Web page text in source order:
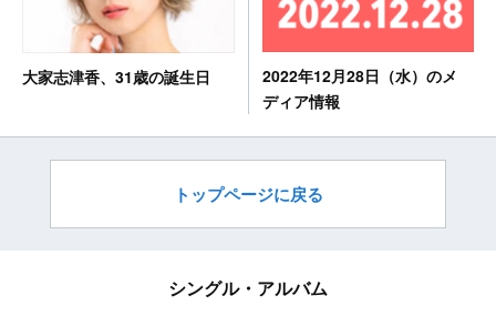
大家志津香、31歳の誕生日
2022年12月28日（水）のメ
ディア情報
トップページに戻る
シングル・アルバム